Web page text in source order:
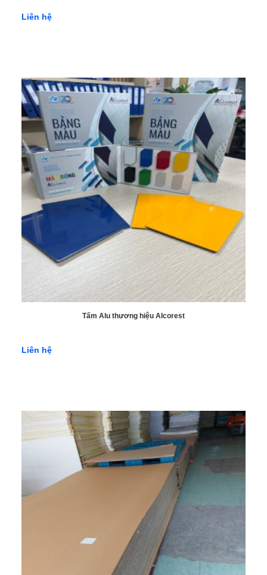
tiền vị trí và khoan lỗ trên tấm Conwood trước khi đặt đinh
lưỡng mọi vị trí và sự cân đối trước khi hoàn thiện công
việc.
Hướng dẫn thi công tấm Conwood.
7.3 Bước 3: Bảo dưỡng và bảo quản
Bảo dưỡng định kỳ: Để giữ cho tấm Conwood luôn đẹp
và bền bỉ, hãy thực hiện việc vệ sinh và bảo dưỡng định
ráo và thoáng đãng, tránh tiếp xúc trực tiếp với nước và
hiểu rõ hướng dẫn và quy định của nhà sản xuất để đảm bảo an
toàn và chất lượng công việc. Nếu cần, bạn có thể tìm kiếm sự
hỗ trợ từ các chuyên gia hoặc thợ kỹ thuật có kinh nghiệm trong
việc lắp đặt tấm Conwood.
8. Mua tấm xi măng Conwood chất lượng
cao tại Vật Liệu Lộc Phát
Vật Liệu Lộc Phát là nhà cung cấp uy tín các loại tấm xi măng
Conwood chất lượng cao tại TP. Hồ Chí Minh và các khu vực
lân cận. Với nhiều năm kinh nghiệm trong ngành vật liệu xây
dựng, Lộc Phát luôn cam kết mang đến cho khách hàng những
Liên hệ
Tấm Alu thương hiệu Alcorest
Liên hệ